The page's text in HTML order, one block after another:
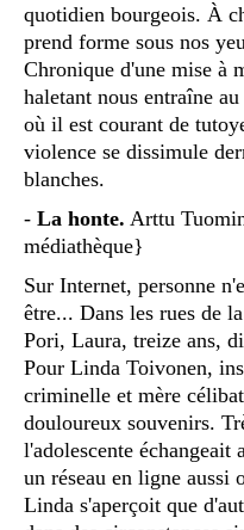
quotidien bourgeois. À
prend forme sous nos
Chronique d'une mise à
haletant nous entraîne
où il est courant de
violence se dissimule
blanches.
- La honte. Arttu
médiathèque}
Sur Internet, personne
être... Dans les rues de
Pori, Laura, treize ans,
Pour Linda Toivonen,
criminelle et mère
douloureux souvenirs.
l'adolescente échangeait
un réseau en ligne aussi
Linda s'aperçoit que